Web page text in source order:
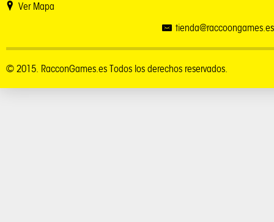
Ver Mapa
tienda@raccoongames.es
© 2015. RacconGames.es Todos los derechos reservados.